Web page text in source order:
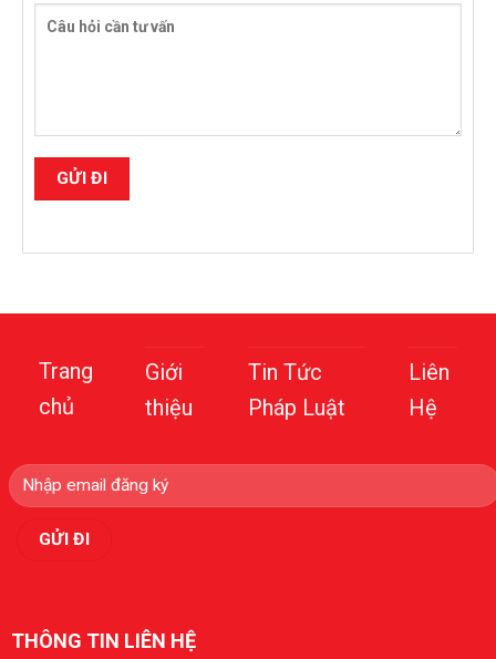
Trang
chủ
Giới
thiệu
Tin Tức
Pháp Luật
Liên
Hệ
THÔNG TIN LIÊN HỆ